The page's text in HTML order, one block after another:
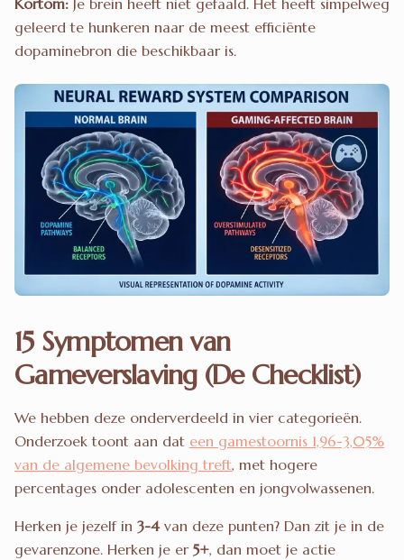
Kortom: Je brein heeft niet gefaald. Het heeft simpelweg
geleerd te hunkeren naar de meest efficiënte
dopaminebron die beschikbaar is.
15 Symptomen van
Gameverslaving (De Checklist)
We hebben deze onderverdeeld in vier categorieën.
Onderzoek toont aan dat een gamestoornis 1,96-3,05%
van de algemene bevolking treft, met hogere
percentages onder adolescenten en jongvolwassenen.
Herken je jezelf in 3-4 van deze punten? Dan zit je in de
gevarenzone. Herken je er 5+, dan moet je actie